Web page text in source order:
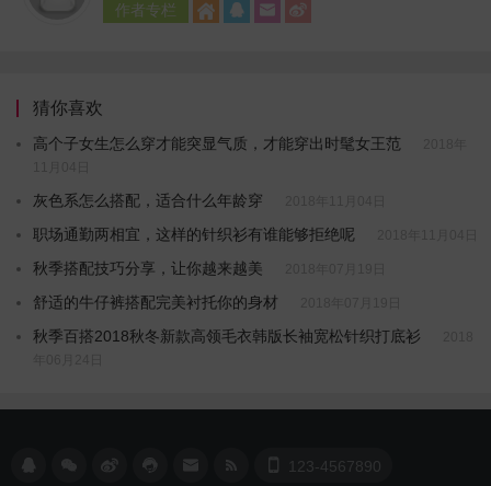
作者专栏    
猜你喜欢
高个子女生怎么穿才能突显气质，才能穿出时髦女王范
灰色系怎么搭配，适合什么年龄穿
职场通勤两相宜，这样的针织衫有谁能够拒绝呢
秋季搭配技巧分享，让你越来越美
舒适的牛仔裤搭配完美衬托你的身材
秋季百搭2018秋冬新款高领毛衣韩版长袖宽松针织打底衫
       123-4567890